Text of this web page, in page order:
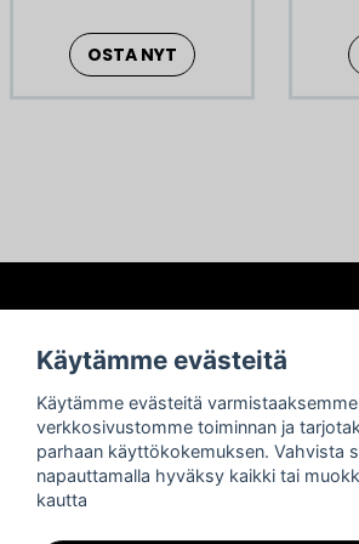
OSTA NYT
Frågor och svar
Köpvillkor
Betalning
Frakter
Retur och reklamationer
Integritetspolicy
Käytämme evästeitä
Käytämme evästeitä varmistaaksemme
verkkosivustomme toiminnan ja
parhaan käyttökokemuksen. Vahvista
napauttamalla hyväksy kaikki tai
kautta